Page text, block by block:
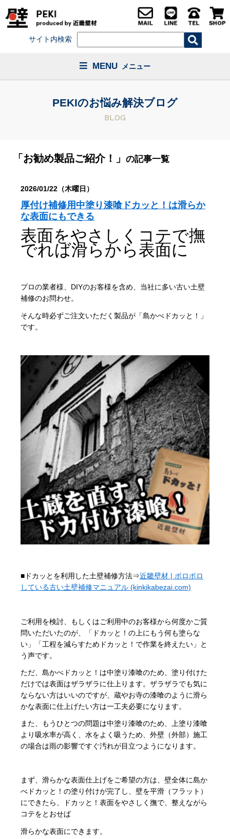
サイト内検索
MENU メニュー
PEKIのお悩み解決ブログ
BLOG
「お勧め製品ご紹介！」 の記事一覧
2026/01/22（木曜日）
厚付け補修用中塗り漆喰ドカッと！は滑らか
な表面にもできる
表面をやさしくコテで撫
でれば滑らから表面に
プロの業者様、DIYのお客様を含め、当社に多い古い土壁
補修のお問わせ。
そんな時必ずご注文いただく製品が「島かべドカッと！」
です。
■ドカッとを利用した土壁補修方法⇒近畿壁材 | ボロボロ
している古い土壁補修マニュアル (kinkikabezai.com)
ご利用を検討、もしくはご利用中のお客様から何度かご質
問いただいたのが、「ドカッと！の上にもう何も塗らな
い」「工程を減らすためドカッと！で作業を終えたい」と
う声です。
ただ、島かべドカッと！は中塗り漆喰のため、塗り付けた
だけでは表面はザラザラに仕上ります。ザラザラでも気に
ならない方はいいのですが、蔵やお寺の漆喰のように滑ら
かな表面に仕上げたい方は一工夫必要になります。
また、もうひとつの問題は中塗り漆喰のため、上塗り漆喰
より吸水率が高く、水をよく吸うため、外壁（外部）施工
の場合は雨の影響ですぐ汚れが目立つようになります。
まず、滑らかな表面仕上げをご希望の方は、壁全体に島か
べドカッと！の塗り付けが完了し、壁を平滑（フラット）
にできたら、ドカッと！表面をやさしく撫で、整えながら
コテをとおせば
滑らかな表面にできます。